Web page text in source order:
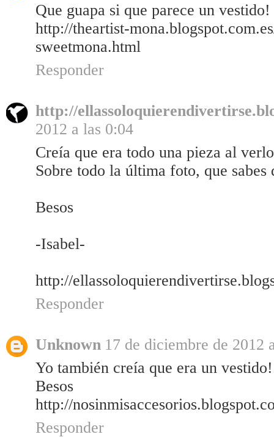
Que guapa si que parece un
http://theartist-
sweetmona.html
Responder
http://
2012 a las 0:04
Creía que era todo una pieza al
Sobre todo la última foto, que
Besos
-Isabel-
http://
Responder
Unknown 17 de diciembre de 2012
Yo también creía que era un
Besos
http://
Responder